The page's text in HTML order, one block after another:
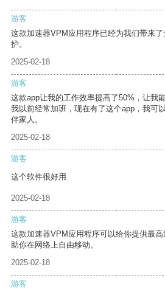
游客
这款加速器VPM应用程序已经为我们带来
护。
2025-02-18
游客
这款app让我的工作效率提高了50%，让我
我以前经常加班，现在有了这个app，我可
伴家人。
2025-02-18
游客
这个软件很好用
2025-02-18
游客
这款加速器VPM应用程序可以给你提供最
助你在网络上自由移动。
2025-02-18
游客